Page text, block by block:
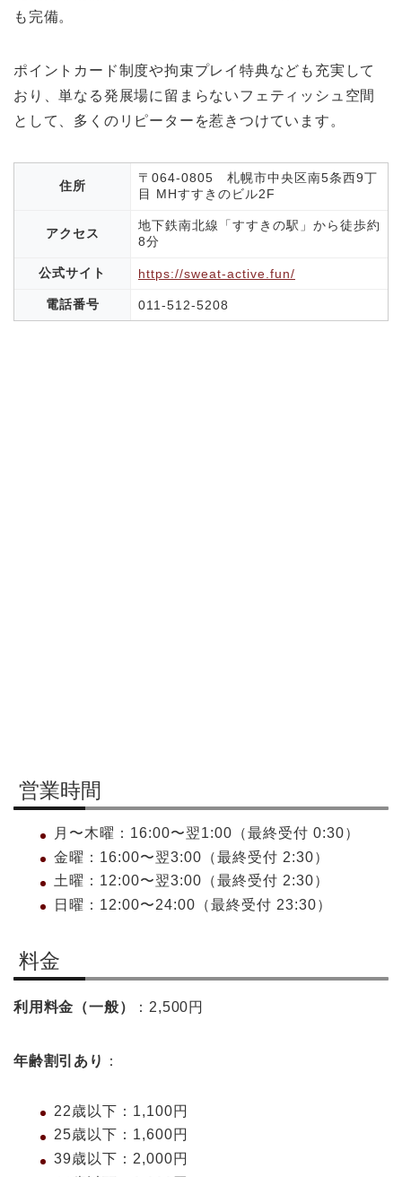
も完備。
ポイントカード制度や拘束プレイ特典なども充実して
おり、単なる発展場に留まらないフェティッシュ空間
として、多くのリピーターを惹きつけています。
住所
〒064-0805 札幌市中央区南5条西9丁
目 MHすすきのビル2F
アクセス
地下鉄南北線「すすきの駅」から徒歩約
8分
公式サイト https://sweat-active.fun/
電話番号 011-512-5208
営業時間
月〜木曜：16:00〜翌1:00（最終受付 0:30）
金曜：16:00〜翌3:00（最終受付 2:30）
土曜：12:00〜翌3:00（最終受付 2:30）
日曜：12:00〜24:00（最終受付 23:30）
料金
利用料金（一般） ：2,500円
年齢割引あり ：
22歳以下：1,100円
25歳以下：1,600円
39歳以下：2,000円